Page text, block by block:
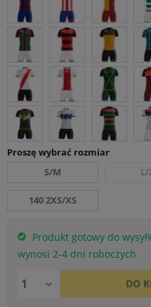
Proszę wybrać rozmiar
S/M
L/
140 2XS/XS
Produkt gotowy do
wynosi 2-4 dni roboczych
DO